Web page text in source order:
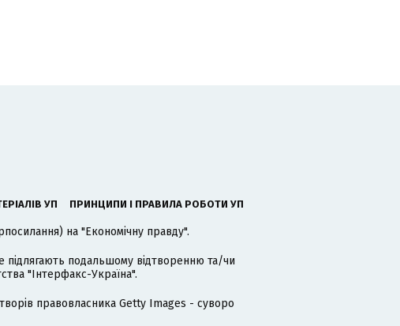
УП ПРИНЦИПИ І ПРАВИЛА РОБОТИ УП
на "Економічну правду".
підлягають подальшому відтворенню та/чи
"Інтерфакс-Україна".
правовласника Getty Images - суворо